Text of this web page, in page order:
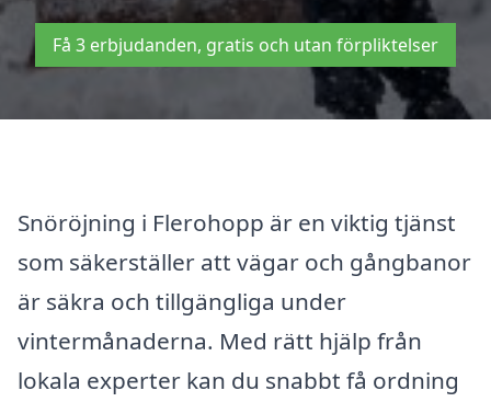
Få 3 erbjudanden, gratis och utan förpliktelser
Snöröjning i Flerohopp är en viktig tjänst
som säkerställer att vägar och gångbanor
är säkra och tillgängliga under
vintermånaderna. Med rätt hjälp från
lokala experter kan du snabbt få ordning